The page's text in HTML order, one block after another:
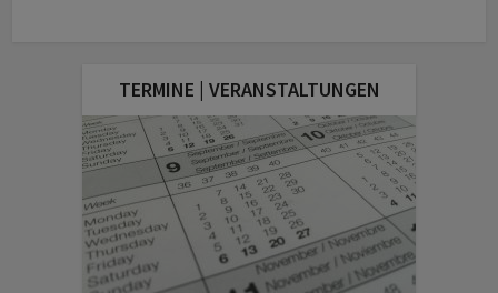
TERMINE | VERANSTALTUNGEN